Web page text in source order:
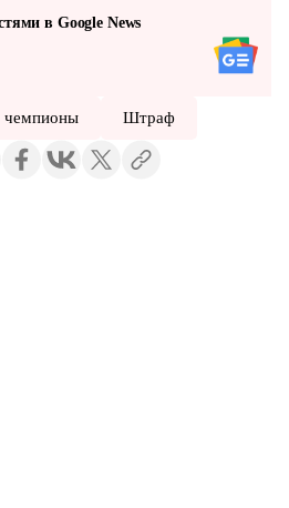
в Google News
чемпионы Штраф